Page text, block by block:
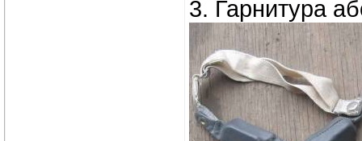
3. Гарнитура